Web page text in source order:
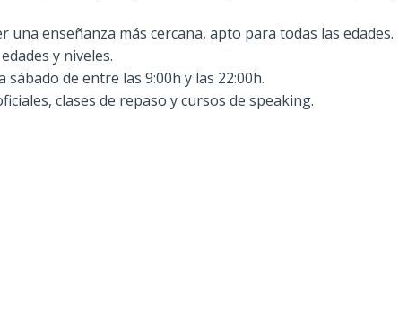
una enseñanza más cercana, apto para todas las edades.
y niveles.
de entre las 9:00h y las 22:00h.
clases de repaso y cursos de speaking.